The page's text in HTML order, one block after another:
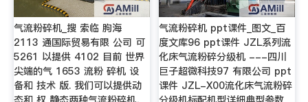
气流粉碎机_搜 索临 朐海
2113 通国际贸易有限 公司 可
5261 以提供 4102 目前 世界
尖端的气 1653 流粉 碎机 设
备和 技术 版. 我们可以提供动
气流粉碎机 ppt课件_图文_百
度文库96 ppt课件 JZL系列流
化床气流粉碎分级机 ---四川
巨子超微科技97 有限公司 ppt
课件 JZL-X00流化床气流粉碎